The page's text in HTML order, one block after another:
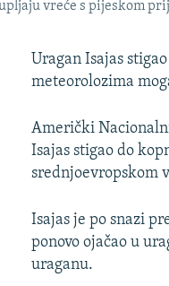
vreće s pijeskom
Uragan Isajas
meteorolozima
Američki
Isajas stigao do
srednjoevropskom
Isajas je po snazi
ponovo ojačao u
uraganu.